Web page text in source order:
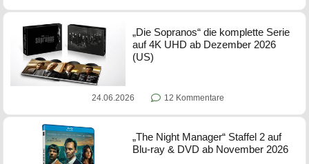
„Die Sopranos“ die komplette Serie
auf 4K UHD ab Dezember 2026
(US)
24.06.2026 12 Kommentare
„The Night Manager“ Staffel 2 auf
Blu-ray & DVD ab November 2026